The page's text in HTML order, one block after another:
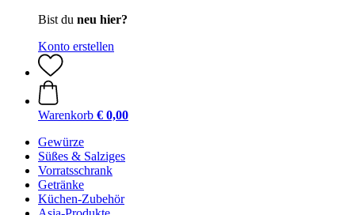
Bist du neu hier?
Konto erstellen
Warenkorb € 0,00
Gewürze
Süßes & Salziges
Vorratsschrank
Getränke
Küchen-Zubehör